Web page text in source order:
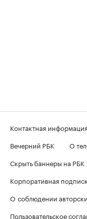
Контактная информация
Вечерний РБК
О
Скрыть баннеры на РБК
Корпоративная
О соблюдении
Пользовательское